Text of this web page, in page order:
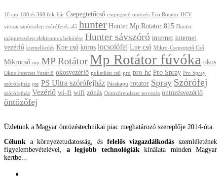
10 cm 180 és 360 fok bár Csepegtetőcső csepegtető öntözés Eco Rotator HCV
visszacsapószelep szórófejek alá hunter Hunter Mp Rotator 815 Hunter
mágnesszelep elektromos bekötése Hunter sávszóró internet internet
vezérlő kiemelkedés Kpe cső körös locsolófej Lpe cső Mikro-Csepegtető Cső
Mikrocső mp MP Rotátor Mp Rotátor fúvóka okos
Okos Internet Vezérlő okosvezérlő polietilén cső pro pro-hc Pro Spray Pro Spray
szórófejház psr PS Ultra szórófejház Párakapu rotator Spray Szórófej
szórófejház Vezérlő wi-fi wifi zónás Öntözőrendszer tervezés öntözésvezérlő
öntözőfej
Üzletünk a Magyar öntözéstechnikai piac meghatározó szereplője 2014-óta.
Célunk a környezetudatosság, és felelős vizgazdálkodás szemléletének
figyelembevételével, a legjobb technológiákkínálata minden Magyar
kertbe...